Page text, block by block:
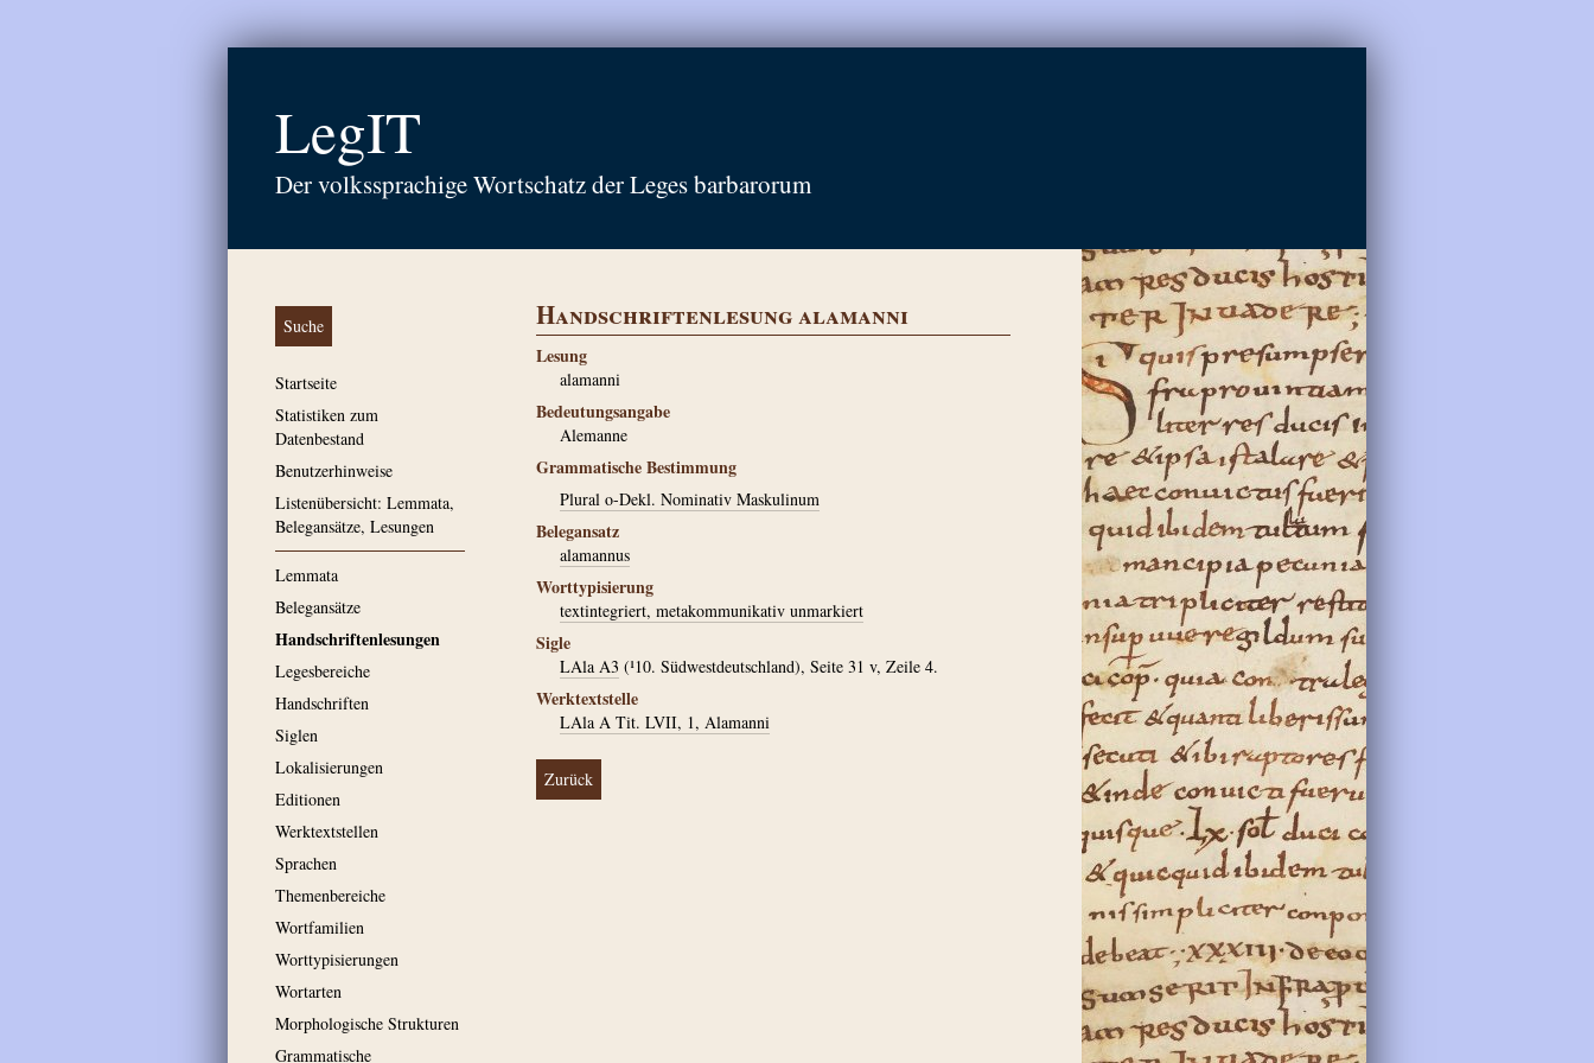
LegIT
Der volkssprachige Wortschatz der Leges barbarorum
Suche
Startseite
Statistiken zum
Datenbestand
Benutzerhinweise
Listenübersicht: Lemmata,
Belegansätze, Lesungen
Lemmata
Belegansätze
Handschriftenlesungen
Legesbereiche
Handschriften
Siglen
Lokalisierungen
Editionen
Werktextstellen
Sprachen
Themenbereiche
Wortfamilien
Worttypisierungen
Wortarten
Morphologische Strukturen
Grammatische
Handschriftenlesung alamanni
Lesung
alamanni
Bedeutungsangabe
Alemanne
Grammatische Bestimmung
Plural o-Dekl. Nominativ Maskulinum
Belegansatz
alamannus
Worttypisierung
textintegriert, metakommunikativ unmarkiert
Sigle
LAla A3 (¹10. Südwestdeutschland), Seite 31 v, Zeile 4.
Werktextstelle
LAla A Tit. LVII, 1, Alamanni
Zurück